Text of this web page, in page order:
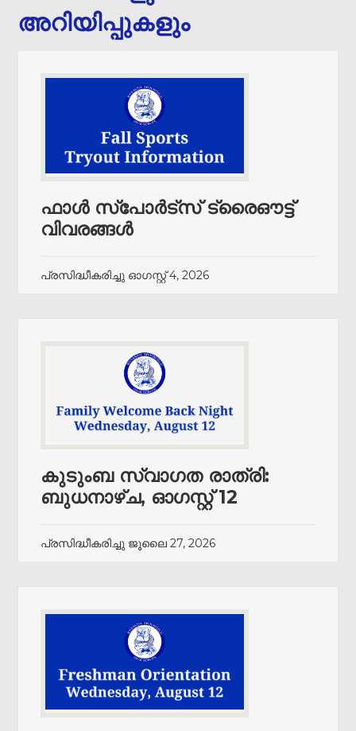
അറിയിപ്പുകളും
ഫാൾ സ്പോർട്സ് ട്രൈഔട്ട്
വിവരങ്ങൾ
പ്രസിദ്ധീകരിച്ചു ഓഗസ്റ്റ് 4, 2026
കുടുംബ സ്വാഗത രാത്രി:
ബുധനാഴ്ച, ഓഗസ്റ്റ് 12
പ്രസിദ്ധീകരിച്ചു ജൂലൈ 27, 2026